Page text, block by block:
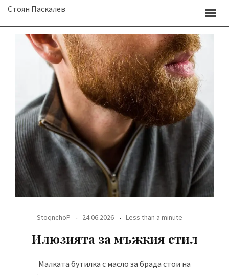
Skip
content
Стоян Паскалев
StoqnchoP 24.06.2026 Less than a minute
Илюзията за мъжкия стил
Малката бутилка с масло за брада стои на